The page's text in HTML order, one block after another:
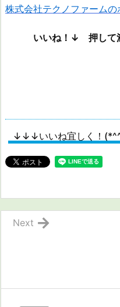
株式会社テクノファームの
いいね！↓ 押して
↓↓↓いいね宜しく！
Next